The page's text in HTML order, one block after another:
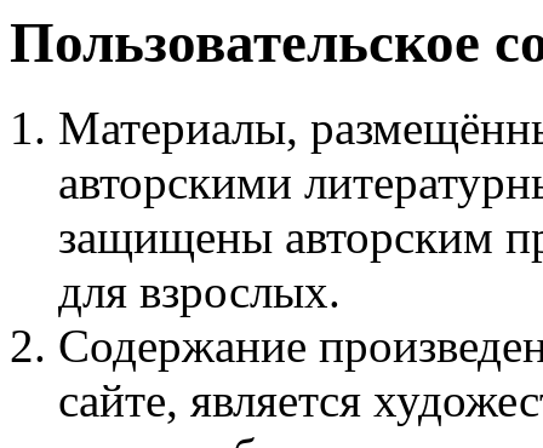
Пользовательское
Материалы,
авторскими
защищены авторским
для взрослых.
Содержание
сайте, является